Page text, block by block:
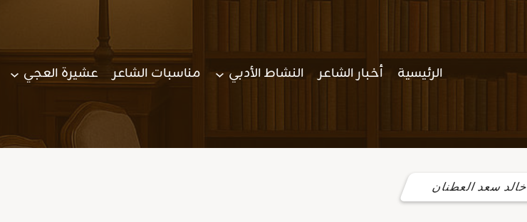
الرئيسية أخبار الشاعر النشاط الأدبي مناسبات الشاعر عشيرة العجي
خالد سعد العطنان